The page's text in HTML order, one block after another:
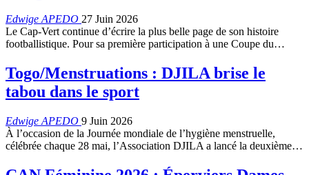
Edwige APEDO 27 Juin 2026
Le Cap-Vert continue d’écrire la plus belle page de son histoire
footballistique. Pour sa première participation à une Coupe du…
Togo/Menstruations : DJILA brise le
tabou dans le sport
Edwige APEDO 9 Juin 2026
À l’occasion de la Journée mondiale de l’hygiène menstruelle,
célébrée chaque 28 mai, l’Association DJILA a lancé la deuxième…